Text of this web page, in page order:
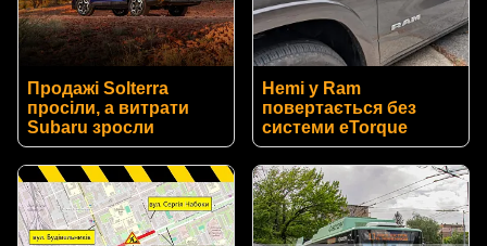
Продажі Solterra
просіли, а витрати
Subaru зросли
Hemi у Ram
повертається без
системи eTorque